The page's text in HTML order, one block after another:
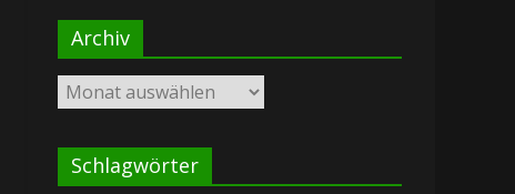
Archiv
Archiv
Schlagwörter